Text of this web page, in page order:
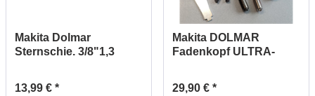
Makita Dolmar
Sternschie. 3/8"1,3
13,99 € *
Makita DOLMAR
Fadenkopf ULTRA-
29,90 € *